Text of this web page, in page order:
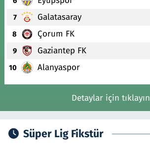
7 Galatasaray
8 Çorum FK
9 Gaziantep FK
10 Alanyaspor
Detaylar için tıklayın
Süper Lig Fikstür